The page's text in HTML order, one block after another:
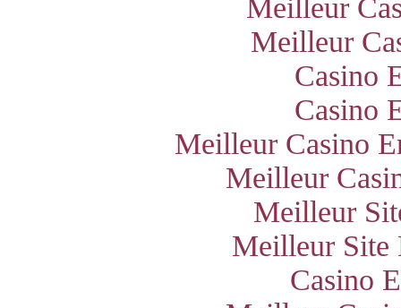
Meilleur
Meilleur
Casino
Casino
Meilleur Casino
Meilleur
Meilleur
Meilleur Site
Casino